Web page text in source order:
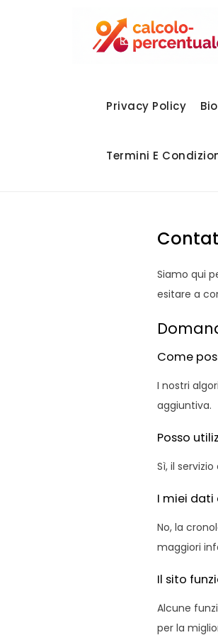
Privacy Policy
Termini E
Siamo qui
esitare a
Come
I nostri
aggiuntiva.
Posso
Sì, il
I miei dati
No, la
maggiori
Il sito
Alcune
per la